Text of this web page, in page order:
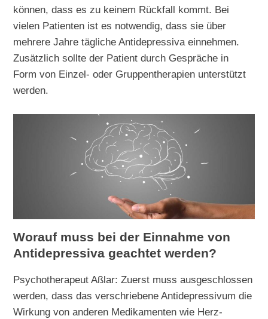
können, dass es zu keinem Rückfall kommt. Bei
vielen Patienten ist es notwendig, dass sie über
mehrere Jahre tägliche Antidepressiva einnehmen.
Zusätzlich sollte der Patient durch Gespräche in
Form von Einzel- oder Gruppentherapien unterstützt
werden.
Worauf muss bei der Einnahme von
Antidepressiva geachtet werden?
Psychotherapeut Aßlar: Zuerst muss ausgeschlossen
werden, dass das verschriebene Antidepressivum die
Wirkung von anderen Medikamenten wie Herz-